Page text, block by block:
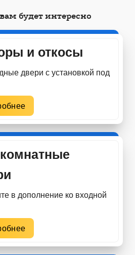
будет интересно
и откосы
двери с установкой под
в дополнение ко входной